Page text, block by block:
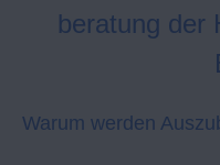
beratung der
Warum werden